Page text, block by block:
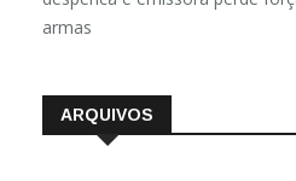
armas
ARQUIVOS